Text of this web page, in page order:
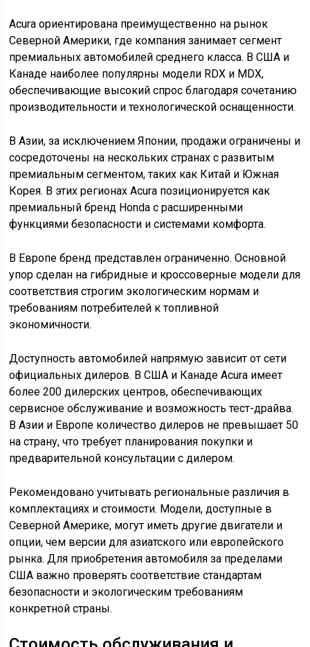
Acura ориентирована преимущественно на рынок
Северной Америки, где компания занимает сегмент
премиальных автомобилей среднего класса. В США и
Канаде наиболее популярны модели RDX и MDX,
обеспечивающие высокий спрос благодаря сочетанию
производительности и технологической оснащенности.
В Азии, за исключением Японии, продажи ограничены и
сосредоточены на нескольких странах с развитым
премиальным сегментом, таких как Китай и Южная
Корея. В этих регионах Acura позиционируется как
премиальный бренд Honda с расширенными
функциями безопасности и системами комфорта.
В Европе бренд представлен ограниченно. Основной
упор сделан на гибридные и кроссоверные модели для
соответствия строгим экологическим нормам и
требованиям потребителей к топливной
экономичности.
Доступность автомобилей напрямую зависит от сети
официальных дилеров. В США и Канаде Acura имеет
более 200 дилерских центров, обеспечивающих
сервисное обслуживание и возможность тест-драйва.
В Азии и Европе количество дилеров не превышает 50
на страну, что требует планирования покупки и
предварительной консультации с дилером.
Рекомендовано учитывать региональные различия в
комплектациях и стоимости. Модели, доступные в
Северной Америке, могут иметь другие двигатели и
опции, чем версии для азиатского или европейского
рынка. Для приобретения автомобиля за пределами
США важно проверять соответствие стандартам
безопасности и экологическим требованиям
конкретной страны.